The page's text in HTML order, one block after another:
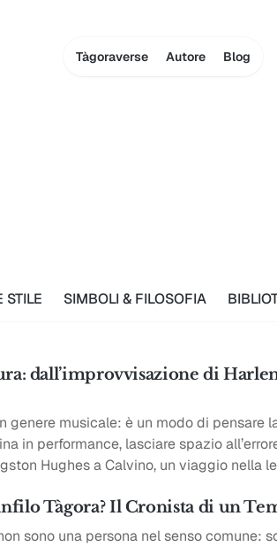
Tàgoraverse Autore Blog
STILE SIMBOLI & FILOSOFIA
dall’improvvisazione di
genere musicale: è un modo di pensare
in performance, lasciare spazio
Hughes a Calvino, un viaggio nella
Tàgora? Il Cronista di un
sono una persona nel senso comune: